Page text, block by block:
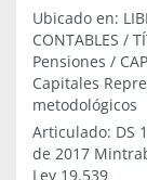
Ubicado en:
CONTABLES /
Pensiones /
Capitales
metodológicos
Articulado: DS
de 2017
Ley 19.539